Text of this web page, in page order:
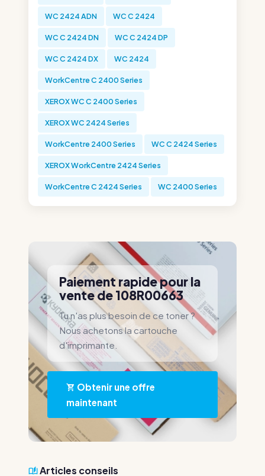
WC 2424 ADN WC C 2424
WC C 2424 DN WC C 2424 DP
WC C 2424 DX WC 2424
WorkCentre C 2400 Series
XEROX WC C 2400 Series
XEROX WC 2424 Series
WorkCentre 2400 Series WC C 2424 Series
XEROX WorkCentre 2424 Series
WorkCentre C 2424 Series WC 2400 Series
Paiement rapide pour la
vente de 108R00663
Tu n'as plus besoin de ce toner ?
Nous achetons la cartouche
d'imprimante.
Obtenir une offre
maintenant
Articles conseils